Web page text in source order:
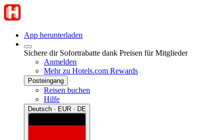
App herunterladen
Sichere dir Sofortrabatte dank Preisen für Mitglieder
Anmelden
Mehr zu Hotels.com Rewards
Posteingang
Reisen buchen
Hilfe
Deutsch · EUR · DE